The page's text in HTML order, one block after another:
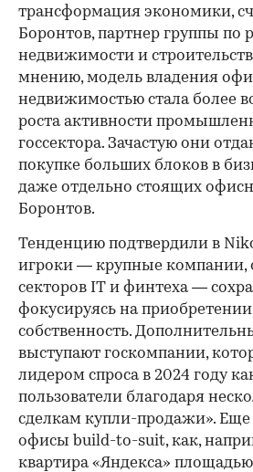
трансформация экономики,
Боронтов, партнер группы по
недвижимости и
мнению, модель владения
недвижимостью стала более
роста активности
госсектора. Зачастую они
покупке больших блоков в
даже отдельно стоящих
Боронтов.
Тенденцию подтвердили в
игроки — крупные компании,
секторов IТ и финтеха —
фокусируясь на
собственность.
выступают госкомпании,
лидером спроса в 2024 году
пользователи благодаря
сделкам купли-продажи».
офисы build-to-suit, как,
квартира «Яндекса» площадью